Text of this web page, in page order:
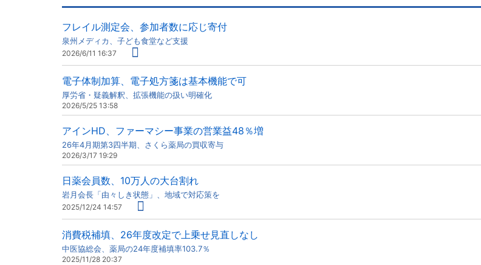
フレイル測定会、参加者数に応じ寄付
泉州メディカ、子ども食堂など支援
2026/6/11 16:37
電子体制加算、電子処方箋は基本機能で可
厚労省・疑義解釈、拡張機能の扱い明確化
2026/5/25 13:58
アインHD、ファーマシー事業の営業益48％増
26年4月期第3四半期、さくら薬局の買収寄与
2026/3/17 19:29
日薬会員数、10万人の大台割れ
岩月会長「由々しき状態」、地域で対応策を
2025/12/24 14:57
消費税補填、26年度改定で上乗せ見直しなし
中医協総会、薬局の24年度補填率103.7％
2025/11/28 20:37